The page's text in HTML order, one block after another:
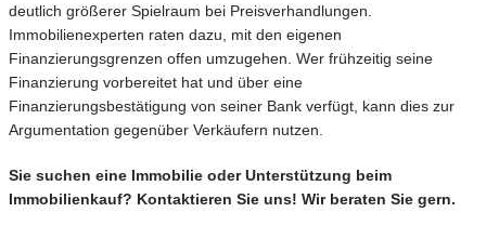
deutlich größerer Spielraum bei Preisverhandlungen.
Immobilienexperten raten dazu, mit den eigenen
Finanzierungsgrenzen offen umzugehen. Wer frühzeitig seine
Finanzierung vorbereitet hat und über eine
Finanzierungsbestätigung von seiner Bank verfügt, kann dies zur
Argumentation gegenüber Verkäufern nutzen.
Sie suchen eine Immobilie oder Unterstützung beim
Immobilienkauf? Kontaktieren Sie uns! Wir beraten Sie gern.